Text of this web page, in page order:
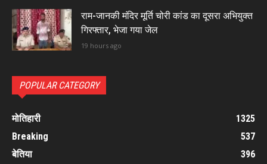
राम-जानकी मंदिर मूर्ति चोरी कांड का दूसरा अभियुक्त
गिरफ्तार, भेजा गया जेल
19 hours ago
POPULAR CATEGORY
मोतिहारी
1325
Breaking
537
बेतिया
396